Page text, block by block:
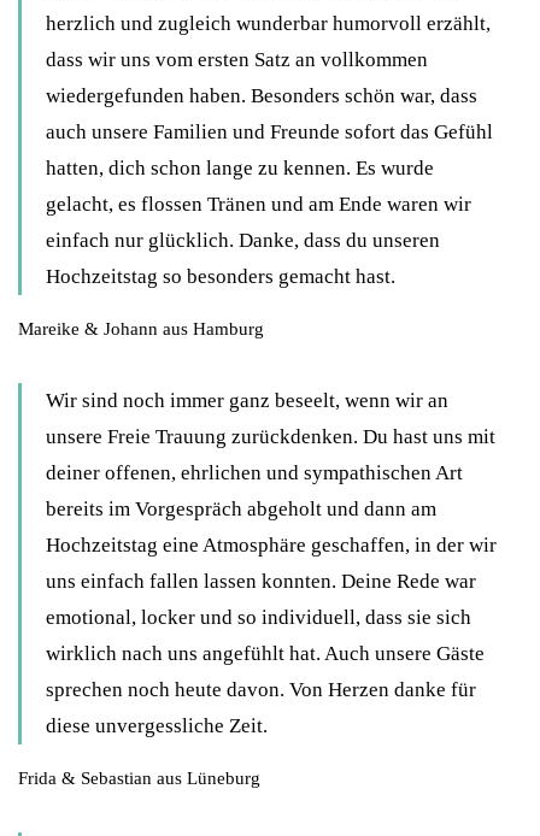
herzlich und zugleich wunderbar humorvoll erzählt,
dass wir uns vom ersten Satz an vollkommen
wiedergefunden haben. Besonders schön war, dass
auch unsere Familien und Freunde sofort das Gefühl
hatten, dich schon lange zu kennen. Es wurde
gelacht, es flossen Tränen und am Ende waren wir
einfach nur glücklich. Danke, dass du unseren
Hochzeitstag so besonders gemacht hast.
Mareike & Johann aus Hamburg
Wir sind noch immer ganz beseelt, wenn wir an
unsere Freie Trauung zurückdenken. Du hast uns mit
deiner offenen, ehrlichen und sympathischen Art
bereits im Vorgespräch abgeholt und dann am
Hochzeitstag eine Atmosphäre geschaffen, in der wir
uns einfach fallen lassen konnten. Deine Rede war
emotional, locker und so individuell, dass sie sich
wirklich nach uns angefühlt hat. Auch unsere Gäste
sprechen noch heute davon. Von Herzen danke für
diese unvergessliche Zeit.
Frida & Sebastian aus Lüneburg